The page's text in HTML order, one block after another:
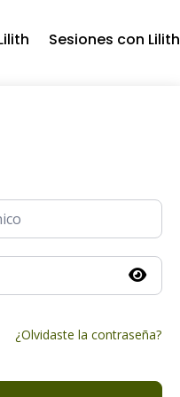
Sesiones con Lilith
¿Olvidaste la contraseña?